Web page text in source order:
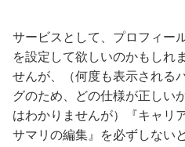
サービスとして、プロフィー
を設定して欲しいのかもしれま
せんが、（何度も表示される
グのため、どの仕様が正しい
はわかりませんが）『キャリ
サマリの編集』を必ずしないと